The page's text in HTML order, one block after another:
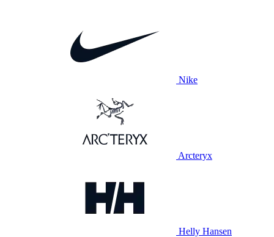
Nike
Arcteryx
Helly Hansen